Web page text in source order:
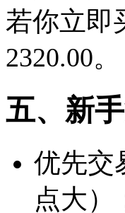
若你立即
2320.00。
五、新
优先交
点大）